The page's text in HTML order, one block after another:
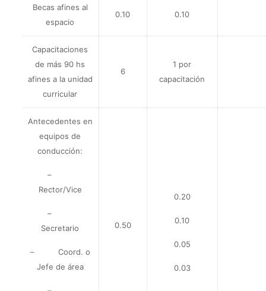
Becas afines al
espacio
0.10 0.10
Capacitaciones
de más 90 hs
afines a la unidad
curricular
6
1 por
capacitación
Antecedentes en
equipos de
conducción:
–
Rector/Vice
–
Secretario
– Coord. o
Jefe de área
0.50
0.20
0.10
0.05
0.03